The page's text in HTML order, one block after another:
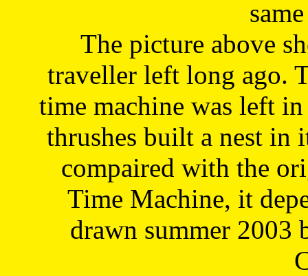
The picture above
traveller left long ago.
time machine was left
thrushes built a nest in
compaired with the
Time Machine, it
drawn summer 2003